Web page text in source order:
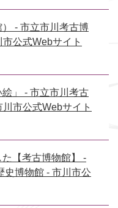
- 市立市川考古博
公式Webサイト
」 - 市立市川考古
市公式Webサイト
【考古博物館】 -
史博物館 - 市川市公